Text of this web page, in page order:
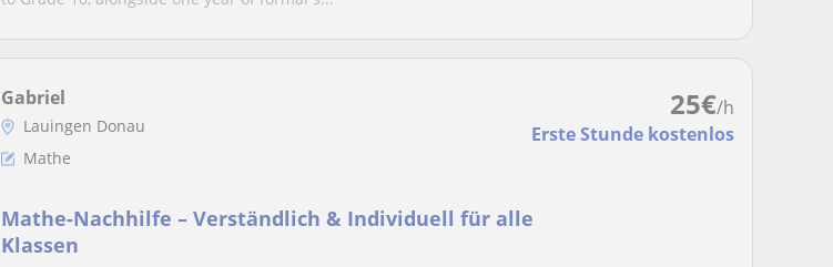
25€/h
Erste Stunde kostenlos
Gabriel
Lauingen Donau
Mathe
Mathe-Nachhilfe – Verständlich & Individuell für alle
Klassen